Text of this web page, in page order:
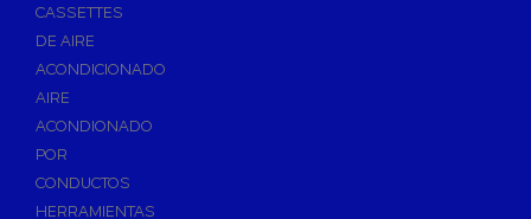
Cisternas Empotradas
Seguridad en el Baño
Wellness
Calefacción y A.C.S
Accesorios de Calefacción
Vasos de Expansión
CASSETTES
DE AIRE
ACONDICIONADO
AIRE
ACONDIONADO
POR
CONDUCTOS
HERRAMIENTAS